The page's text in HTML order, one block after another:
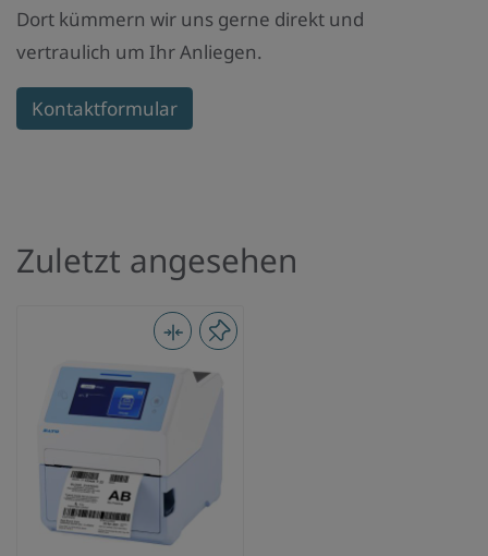
Dort kümmern wir uns gerne direkt und
vertraulich um Ihr Anliegen.
Kontaktformular
Zuletzt angesehen